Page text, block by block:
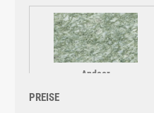
Andeer
PREISE